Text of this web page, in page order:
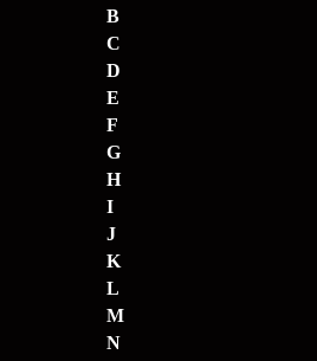
B
C
D
E
F
G
H
I
J
K
L
M
N